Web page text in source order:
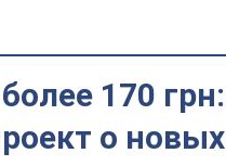
170 грн:
о новых